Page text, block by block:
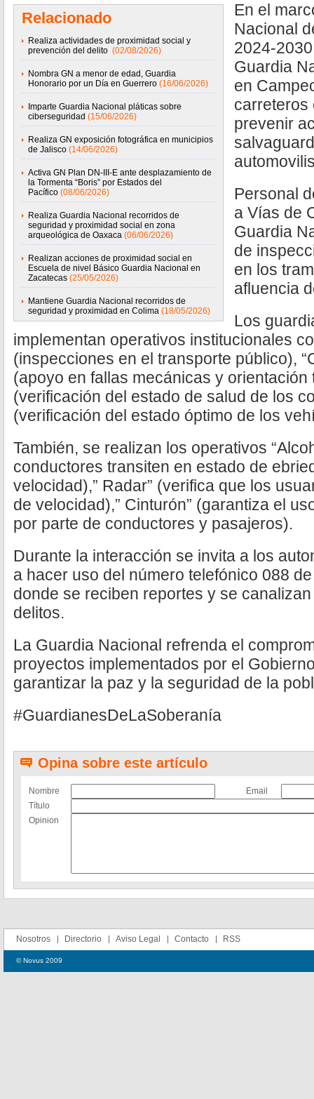
Relacionado
Realiza actividades de proximidad social y
prevención del delito (02/08/2026)
Nombra GN a menor de edad, Guardia
Honorario por un Día en Guerrero (16/06/2026)
Imparte Guardia Nacional pláticas sobre
ciberseguridad (15/06/2026)
Realiza GN exposición fotográfica en municipios
de Jalisco (14/06/2026)
Activa GN Plan DN-III-E ante desplazamiento de
la Tormenta “Boris” por Estados del
Pacífico (08/06/2026)
Realiza Guardia Nacional recorridos de
seguridad y proximidad social en zona
arqueológica de Oaxaca (06/06/2026)
Realizan acciones de proximidad social en
Escuela de nivel Básico Guardia Nacional en
Zacatecas (25/05/2026)
Mantiene Guardia Nacional recorridos de
seguridad y proximidad en Colima (18/05/2026)
En el
Nacional
2024-
Guardia
en
carreteros
prevenir
Personal
a Vías de
Guardia
de
en los
afluencia
Los
implementan operativos institucionales
(inspecciones en el transporte público),
(apoyo en fallas mecánicas y orientación
(verificación del estado de salud de los
(verificación del estado óptimo de los
También, se realizan los operativos
conductores transiten en estado de
velocidad),” Radar” (verifica que los
de velocidad),” Cinturón” (garantiza el
por parte de conductores y pasajeros).
Durante la interacción se invita a los
a hacer uso del número telefónico 088
donde se reciben reportes y se
delitos.
La Guardia Nacional refrenda el
proyectos implementados por el
garantizar la paz y la seguridad de la
#GuardianesDeLaSoberanía
Opina sobre este artículo
Nombre
Email
Título
Opinion
Nosotros Directorio Aviso Legal Contacto RSS
© Novus 2009